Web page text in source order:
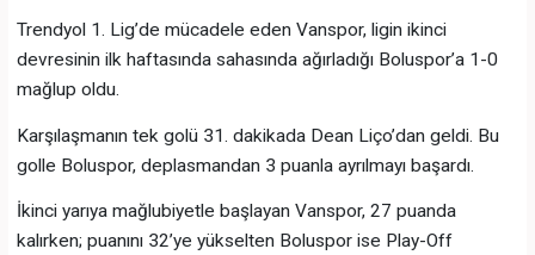
Trendyol 1. Lig’de mücadele eden Vanspor, ligin ikinci
devresinin ilk haftasında sahasında ağırladığı Boluspor’a 1-0
mağlup oldu.
Karşılaşmanın tek golü 31. dakikada Dean Liço’dan geldi. Bu
golle Boluspor, deplasmandan 3 puanla ayrılmayı başardı.
İkinci yarıya mağlubiyetle başlayan Vanspor, 27 puanda
kalırken; puanını 32’ye yükselten Boluspor ise Play-Off